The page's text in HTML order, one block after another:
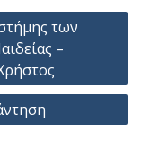
των
–